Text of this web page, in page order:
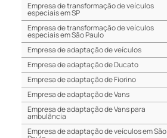
Empresa de transformação de veículos
especiais em SP
Empresa de transformação de veículos
especiais em São Paulo
Empresa de adaptação de veículos
Empresa de adaptação de Ducato
Empresa de adaptação de Fiorino
Empresa de adaptação de Vans
Empresa de adaptação de Vans para
ambulância
Empresa de adaptação de veículos em São